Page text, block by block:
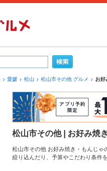
愛媛 松山 松山市その他 グルメ お好
松山市その他 | お好み焼
松山市その他 お好み焼き・もんじゃ
絞り込んだり、予算やこだわり条件